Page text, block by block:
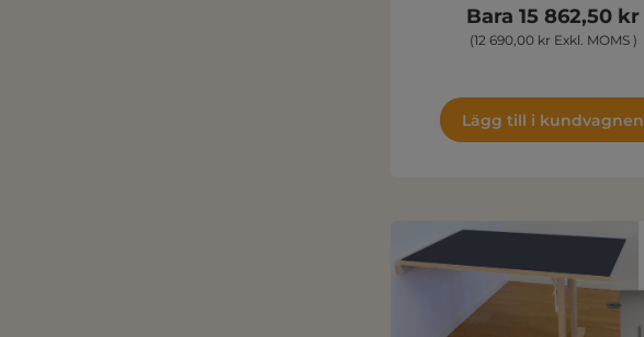
Bara 15 862,50 kr
(12 690,00 kr Exkl. MOMS )
Lägg till i kundvagnen